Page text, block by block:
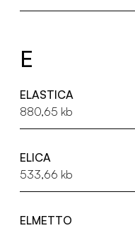
E
ELASTICA
880,65 kb
ELICA
533,66 kb
ELMETTO